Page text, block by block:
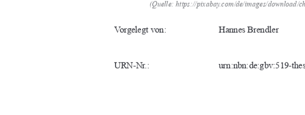
Vorgelegt von: Hannes Brendler
URN-Nr.: urn:nbn:de:gbv:519-
(Quelle: https://pixabay.com/de/images/download/